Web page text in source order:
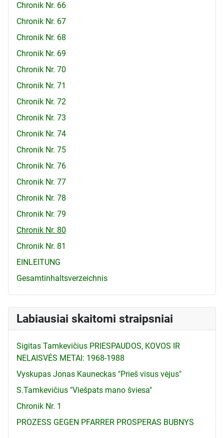
Chronik Nr. 66
Chronik Nr. 67
Chronik Nr. 68
Chronik Nr. 69
Chronik Nr. 70
Chronik Nr. 71
Chronik Nr. 72
Chronik Nr. 73
Chronik Nr. 74
Chronik Nr. 75
Chronik Nr. 76
Chronik Nr. 77
Chronik Nr. 78
Chronik Nr. 79
Chronik Nr. 80
Chronik Nr. 81
EINLEITUNG
Gesamtinhaltsverzeichnis
Labiausiai skaitomi straipsniai
Sigitas Tamkevičius PRIESPAUDOS, KOVOS IR
NELAISVĖS METAI: 1968-1988
Vyskupas Jonas Kauneckas "Prieš visus vėjus"
S.Tamkevičius "Viešpats mano šviesa"
Chronik Nr. 1
PROZESS GEGEN PFARRER PROSPERAS BUBNYS